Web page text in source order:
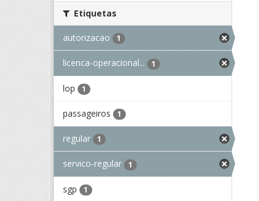
Etiquetas
autorizacao 1
licenca-operacional... 1
lop 1
passageiros 1
regular 1
servico-regular 1
sgp 1